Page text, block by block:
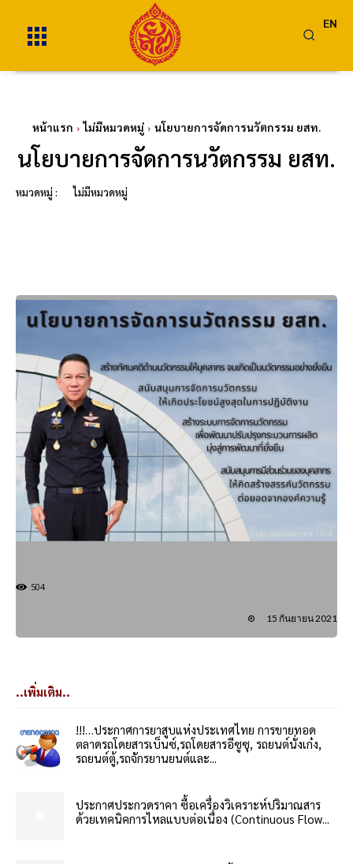
EN
หน้าแรก ไม่มีหมวดหมู่ นโยบายการจัดการนวัตกรรม ยสท.
นโยบายการจัดการนวัตกรรม ยสท.
หมวดหมู่ : ไม่มีหมวดหมู่
504
15 กันยายน 2021
..เพิ่มเติม..
!!!…ประกาศการยาสูบแห่งประเทศไทย การขายทอด
ตลาดรถโดยสารเบ็นซ์,รถโดยสารอีซูซุ, รถยนต์นั่งเก๋ง,
รถยนต์ตู้,รถจักรยานยนต์และ...
ประกาศประกวดราคา ซื้อเครื่องวิเคราะห์ปริมาณสาร
ด้วยเทคนิคการไหลแบบต่อเนื่อง (Continuous Flow...